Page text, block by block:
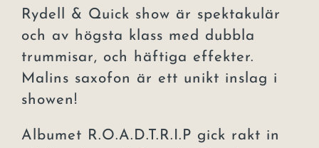
Rydell & Quick show är spektakulär
och av högsta klass med dubbla
trummisar, och häftiga effekter.
Malins saxofon är ett unikt inslag i
showen!
Albumet R.O.A.D.T.R.I.P gick rakt in